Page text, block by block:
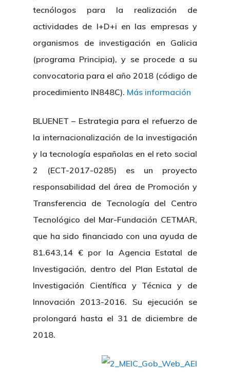
tecnólogos para la realización de
actividades de I+D+i en las empresas y
organismos de investigación en Galicia
(programa Principia), y se procede a su
convocatoria para el año 2018 (código de
procedimiento IN848C). Más información
BLUENET – Estrategia para el refuerzo de
la internacionalización de la investigación
y la tecnología españolas en el reto social
2 (ECT-2017-0285) es un proyecto
responsabilidad del área de Promoción y
Transferencia de Tecnología del Centro
Tecnológico del Mar-Fundación CETMAR,
que ha sido financiado con una ayuda de
81.643,14 € por la Agencia Estatal de
Investigación, dentro del Plan Estatal de
Investigación Científica y Técnica y de
Innovación 2013-2016. Su ejecución se
prolongará hasta el 31 de diciembre de
2018.